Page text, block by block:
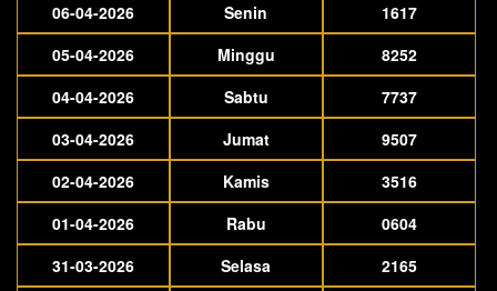
06-04-2026
Senin
1617
05-04-2026
Minggu
8252
04-04-2026
Sabtu
7737
03-04-2026
Jumat
9507
02-04-2026
Kamis
3516
01-04-2026
Rabu
0604
31-03-2026
Selasa 2165